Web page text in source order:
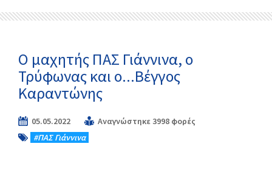
Ο μαχητής ΠΑΣ Γιάννινα, ο
Τρύφωνας και ο...Βέγγος
Καραντώνης
05.05.2022
Αναγνώστηκε 3998 φορές
#ΠΑΣ Γιάννινα